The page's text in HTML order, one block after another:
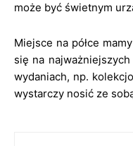
może być świetnym
Miejsce na półce
się na
wydaniach, np.
wystarczy nosić ze